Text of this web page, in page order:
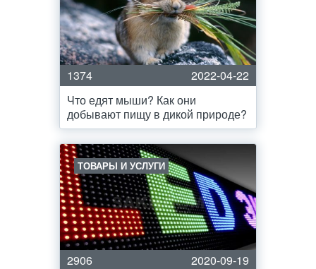
1374
2022-04-22
Что едят мыши? Как они
добывают пищу в дикой природе?
ТОВАРЫ И УСЛУГИ
2906
2020-09-19